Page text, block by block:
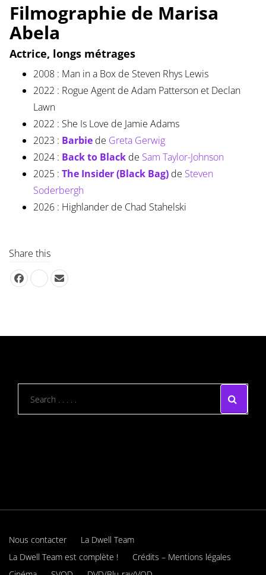
Filmographie de Marisa
Abela
Actrice, longs métrages
2008 : Man in a Box de Steven Rhys Lewis
2022 : Rogue Agent de Adam Patterson et Declan
Lawn
2022 : She Is Love de Jamie Adams
2023 : Barbiede Greta Gerwig
2024 : Back to Blackde Sam Taylor-Johnson
2025 : The Insider (Black Bag) de Steven
Soderbergh
2026 : Highlander de Chad Stahelski
Share this
Nous contacter
La Dwell Team
La Dwell Team est complète !
Crédits – Mentions légales